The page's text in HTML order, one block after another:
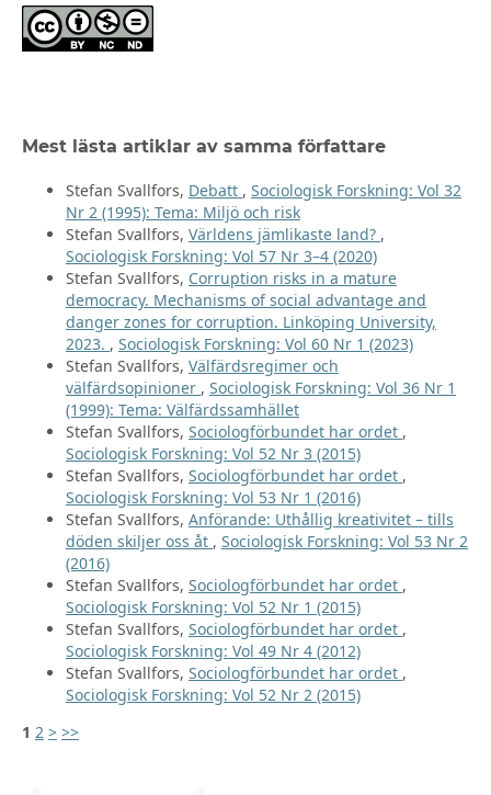
Mest lästa artiklar av samma författare
Stefan Svallfors, Debatt , Sociologisk Forskning: Vol 32
Nr 2 (1995): Tema: Miljö och risk
Stefan Svallfors, Världens jämlikaste land? ,
Sociologisk Forskning: Vol 57 Nr 3–4 (2020)
Stefan Svallfors, Corruption risks in a mature
democracy. Mechanisms of social advantage and
danger zones for corruption. Linköping University,
2023. , Sociologisk Forskning: Vol 60 Nr 1 (2023)
Stefan Svallfors, Välfärdsregimer och
välfärdsopinioner , Sociologisk Forskning: Vol 36 Nr 1
(1999): Tema: Välfärdssamhället
Stefan Svallfors, Sociologförbundet har ordet ,
Sociologisk Forskning: Vol 52 Nr 3 (2015)
Stefan Svallfors, Sociologförbundet har ordet ,
Sociologisk Forskning: Vol 53 Nr 1 (2016)
Stefan Svallfors, Anförande: Uthållig kreativitet – tills
döden skiljer oss åt , Sociologisk Forskning: Vol 53 Nr 2
(2016)
Stefan Svallfors, Sociologförbundet har ordet ,
Sociologisk Forskning: Vol 52 Nr 1 (2015)
Stefan Svallfors, Sociologförbundet har ordet ,
Sociologisk Forskning: Vol 49 Nr 4 (2012)
Stefan Svallfors, Sociologförbundet har ordet ,
Sociologisk Forskning: Vol 52 Nr 2 (2015)
1 2 > >>